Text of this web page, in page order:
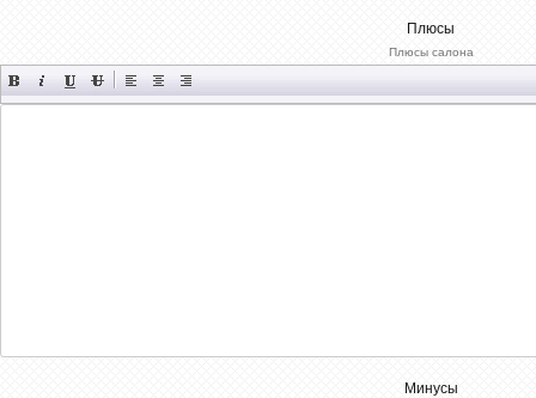
Плюсы
Плюсы салона
Минусы